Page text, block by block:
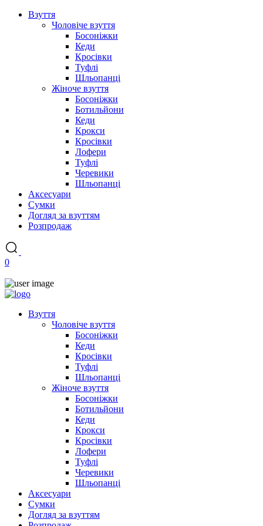
Взуття
Чоловіче взуття
Босоніжки
Кеди
Кросівки
Туфлі
Шльопанці
Жіноче взуття
Босоніжки
Ботильйони
Кеди
Крокси
Кросівки
Лофери
Туфлі
Черевики
Шльопанці
Аксесуари
Сумки
Догляд за взуттям
Розпродаж
0
Взуття
Чоловіче взуття
Босоніжки
Кеди
Кросівки
Туфлі
Шльопанці
Жіноче взуття
Босоніжки
Ботильйони
Кеди
Крокси
Кросівки
Лофери
Туфлі
Черевики
Шльопанці
Аксесуари
Сумки
Догляд за взуттям